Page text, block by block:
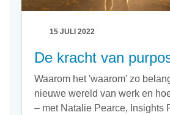
15 JULI 2022
De kracht van
Waarom het 'waarom' zo
nieuwe wereld van werk en
– met Natalie Pearce, Insights